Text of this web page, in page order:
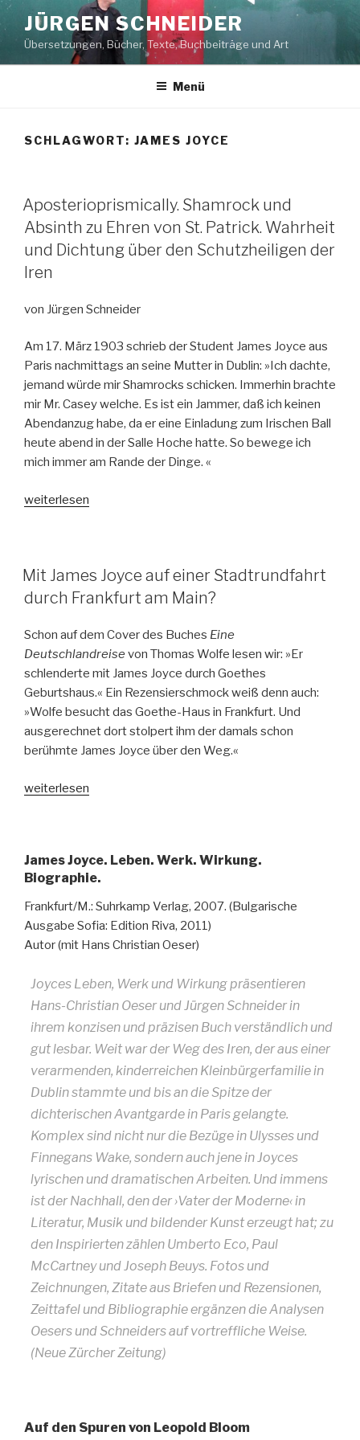
Zum
Inhalt
springen
JÜRGEN SCHNEIDER
Übersetzungen, Bücher, Texte, Buchbeiträge und Art
Menü
SCHLAGWORT: JAMES JOYCE
Aposterioprismically. Shamrock und
Absinth zu Ehren von St. Patrick. Wahrheit
und Dichtung über den Schutzheiligen der
Iren
von Jürgen Schneider
Am 17. März 1903 schrieb der Student James Joyce aus
Paris nachmittags an seine Mutter in Dublin: »Ich dachte,
jemand würde mir Shamrocks schicken. Immerhin brachte
mir Mr. Casey welche. Es ist ein Jammer, daß ich keinen
Abendanzug habe, da er eine Einladung zum Irischen Ball
heute abend in der Salle Hoche hatte. So bewege ich
mich immer am Rande der Dinge. «
„Aposterioprismically.
zu
Ehren
St.
Patrick.
Wahrheit
und
Dichtung
über
den
der
weiterlesen
Mit James Joyce auf einer Stadtrundfahrt
durch Frankfurt am Main?
Schon auf dem Cover des Buches Eine
Deutschlandreise von Thomas Wolfe lesen wir: »Er
schlenderte mit James Joyce durch Goethes
Geburtshaus.« Ein Rezensierschmock weiß denn auch:
»Wolfe besucht das Goethe-Haus in Frankfurt. Und
ausgerechnet dort stolpert ihm der damals schon
berühmte James Joyce über den Weg.«
„Mit
einer
Stadtrundfahrt
durch
Frankfurt
am
weiterlesen
James Joyce. Leben. Werk. Wirkung.
Biographie.
Frankfurt/M.: Suhrkamp Verlag, 2007. (Bulgarische
Ausgabe Sofia: Edition Riva, 2011)
Autor (mit Hans Christian Oeser)
Joyces Leben, Werk und Wirkung präsentieren
Hans-Christian Oeser und Jürgen Schneider in
ihrem konzisen und präzisen Buch verständlich und
gut lesbar. Weit war der Weg des Iren, der aus einer
verarmenden, kinderreichen Kleinbürgerfamilie in
Dublin stammte und bis an die Spitze der
dichterischen Avantgarde in Paris gelangte.
Komplex sind nicht nur die Bezüge in Ulysses und
Finnegans Wake, sondern auch jene in Joyces
lyrischen und dramatischen Arbeiten. Und immens
ist der Nachhall, den der ›Vater der Moderne‹ in
Literatur, Musik und bildender Kunst erzeugt hat; zu
den Inspirierten zählen Umberto Eco, Paul
McCartney und Joseph Beuys. Fotos und
Zeichnungen, Zitate aus Briefen und Rezensionen,
Zeittafel und Bibliographie ergänzen die Analysen
Oesers und Schneiders auf vortreffliche Weise.
(Neue Zürcher Zeitung)
Auf den Spuren von Leopold Bloom